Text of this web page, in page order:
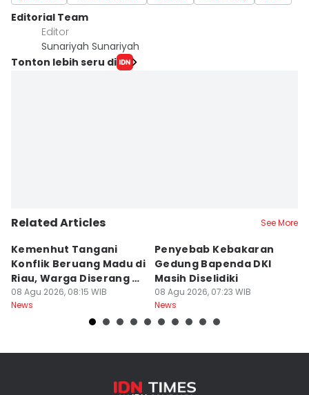
Editorial Team
Editor
Sunariyah Sunariyah
Tonton lebih seru di
Related Articles See More
Kemenhut Tangani
Konflik Beruang Madu di
Riau, Warga Diserang di
Kebun
08 Agu 2026, 08:15 WIB
News
Penyebab Kebakaran
Gedung Bapenda DKI
Masih Diselidiki
08 Agu 2026, 07:23 WIB
News